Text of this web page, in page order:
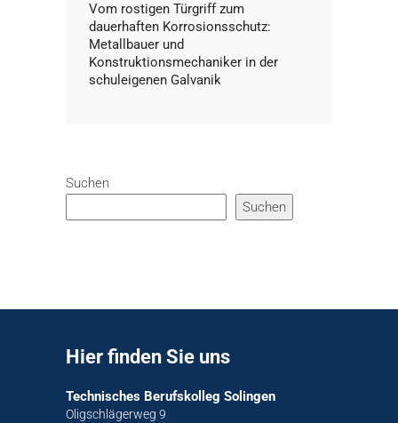
Vom rostigen Türgriff zum
dauerhaften Korrosionsschutz:
Metallbauer und
Konstruktionsmechaniker in der
schuleigenen Galvanik
Suchen
Suchen
Hier finden Sie uns
Technisches Berufskolleg Solingen
Oligschlägerweg 9